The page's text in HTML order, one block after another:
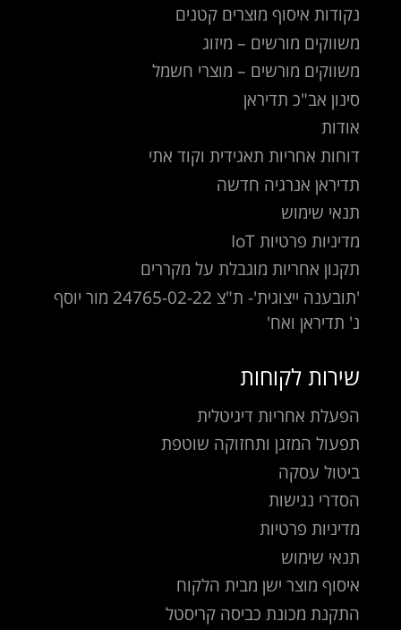
נקודות איסוף מוצרים קטנים
משווקים מורשים – מיזוג
משווקים מורשים – מוצרי חשמל
סינון אב"כ תדיראן
אודות
דוחות אחריות תאגידית וקוד אתי
תדיראן אנרגיה חדשה
תנאי שימוש
מדיניות פרטיות IoT
תקנון אחריות מוגבלת על מקררים
'תובענה ייצוגית'- ת"צ 24765-02-22 מור יוסף
נ' תדיראן ואח'
שירות לקוחות
הפעלת אחריות דיגיטלית
תפעול המזגן ותחזוקה שוטפת
ביטול עסקה
הסדרי נגישות
מדיניות פרטיות
תנאי שימוש
איסוף מוצר ישן מבית הלקוח
התקנת מכונת כביסה קריסטל